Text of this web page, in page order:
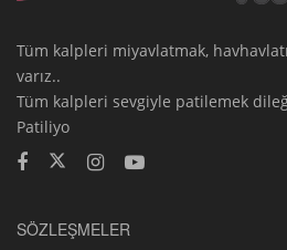
Tüm kalpleri miyavlatmak,
varız..
Tüm kalpleri sevgiyle patilemek
Patiliyo
SÖZLEŞMELER